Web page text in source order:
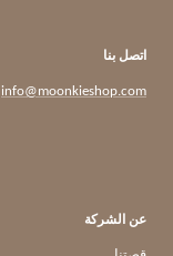
اتصل بنا
info@moonkieshop.com
عن الشركة